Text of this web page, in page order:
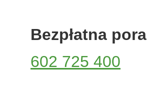
Bezpłatna
602 725 400